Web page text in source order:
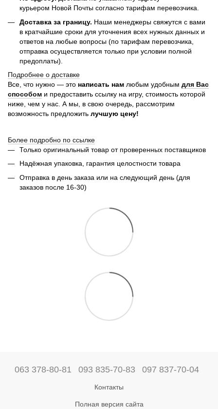
курьером Новой Почты согласно тарифам перевозчика.
Доставка за границу. Наши менеджеры свяжутся с вами
в кратчайшие сроки для уточнения всех нужных данных и
ответов на любые вопросы (по тарифам перевозчика,
отправка осуществляется только при условии полной
предоплаты).
Подробнее о доставке
Все, что нужно — это написать нам любым удобным для Вас
способом и предоставить ссылку на игру, стоимость которой
ниже, чем у нас. А мы, в свою очередь, рассмотрим
возможность предложить лучшую цену!
Более подробно по ссылке
Только оригинальный товар от проверенных поставщиков
Надёжная упаковка, гарантия целостности товара
Отправка в день заказа или на следующий день (для
заказов после 16-30)
063 378-80-81 093 835-70-83 097 837-70-04
Контакты
Полная версия сайта